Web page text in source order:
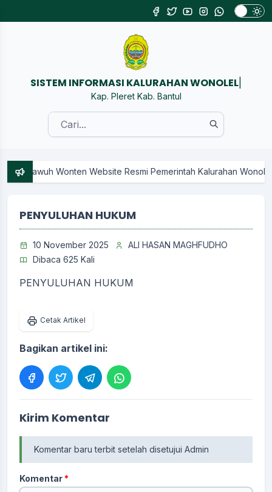
SISTEM INFORMASI K|
Kap. Pleret Kab. Bantul
Wonten Website Resmi Pemerintah Kalurahan Wonolelo ##
PENYULUHAN HUKUM
10 November 2025
ALI HASAN MAGHFUDHO
Dibaca 625 Kali
PENYULUHAN HUKUM
Cetak Artikel
Bagikan artikel ini:
Kirim Komentar
Komentar baru terbit setelah disetujui Admin
Komentar*